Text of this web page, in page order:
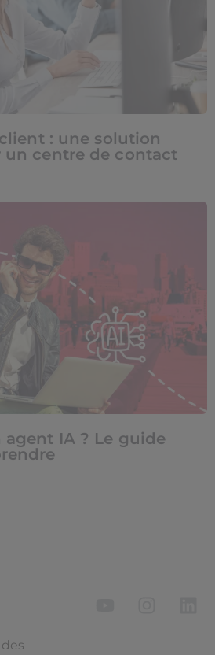
: une solution
centre de contact
agent IA ? Le guide